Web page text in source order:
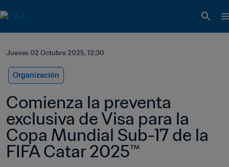
Jueves 02 Octubre 2025, 12:30
Organización
Comienza la preventa
exclusiva de Visa para la
Copa Mundial Sub-17 de la
FIFA Catar 2025™